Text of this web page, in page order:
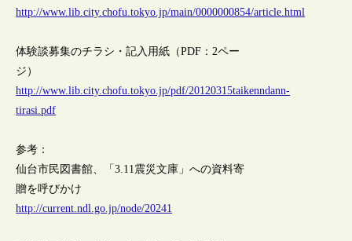
http://www.lib.city.chofu.tokyo.jp/main/0000000854/article.html
体験談募集のチラシ・記入用紙（PDF：2ペー
ジ）
http://www.lib.city.chofu.tokyo.jp/pdf/20120315taikenndann-
tirasi.pdf
参考：
仙台市民図書館、「3.11震災文庫」への資料寄
贈を呼びかけ
http://current.ndl.go.jp/node/20241